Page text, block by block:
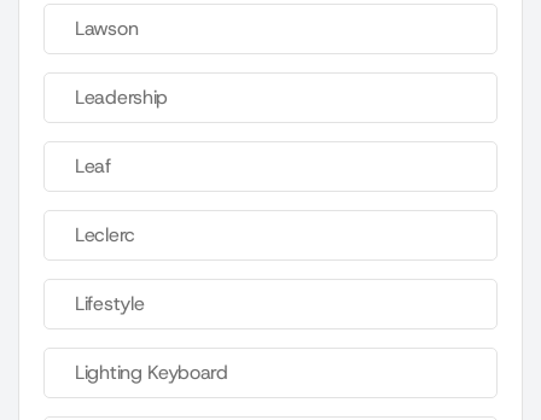
Lawson
Leadership
Leaf
Leclerc
Lifestyle
Lighting Keyboard